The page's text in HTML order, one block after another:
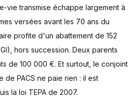
vie transmise échappe largement à
versées avant les 70 ans du
profite d'un abattement de 152
hors succession. Deux parents
de 100 000 €. Et surtout, le conjoint
de PACS ne paie rien : il est
la loi TEPA de 2007.